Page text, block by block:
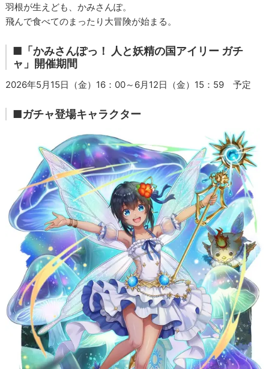
羽根が生えども、かみさんぽ。
飛んで食べてのまったり大冒険が始まる。
■「かみさんぽっ！ 人と妖精の国アイリー ガチ
ャ」開催期間
2026年5月15日（金）16：00～6月12日（金）15：59 予定
■ガチャ登場キャラクター